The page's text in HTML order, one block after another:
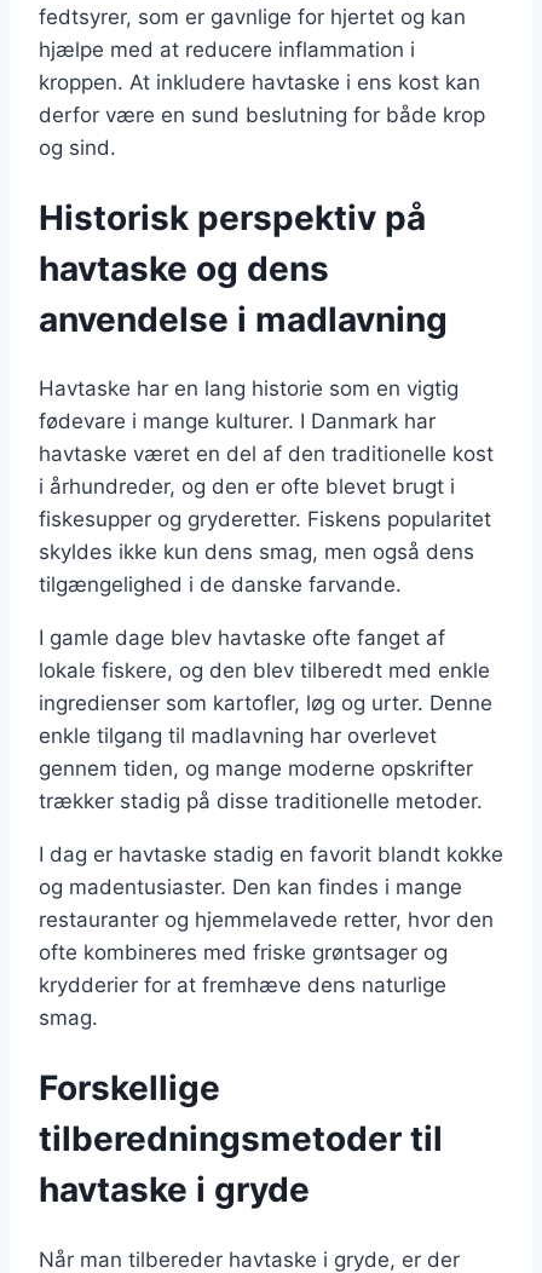
fedtsyrer, som er gavnlige for hjertet og kan
hjælpe med at reducere inflammation i
kroppen. At inkludere havtaske i ens kost kan
derfor være en sund beslutning for både krop
og sind.
Historisk perspektiv på
havtaske og dens
anvendelse i madlavning
Havtaske har en lang historie som en vigtig
fødevare i mange kulturer. I Danmark har
havtaske været en del af den traditionelle kost
i århundreder, og den er ofte blevet brugt i
fiskesupper og gryderetter. Fiskens popularitet
skyldes ikke kun dens smag, men også dens
tilgængelighed i de danske farvande.
I gamle dage blev havtaske ofte fanget af
lokale fiskere, og den blev tilberedt med enkle
ingredienser som kartofler, løg og urter. Denne
enkle tilgang til madlavning har overlevet
gennem tiden, og mange moderne opskrifter
trækker stadig på disse traditionelle metoder.
I dag er havtaske stadig en favorit blandt kokke
og madentusiaster. Den kan findes i mange
restauranter og hjemmelavede retter, hvor den
ofte kombineres med friske grøntsager og
krydderier for at fremhæve dens naturlige
smag.
Forskellige
tilberedningsmetoder til
havtaske i gryde
Når man tilbereder havtaske i gryde, er der